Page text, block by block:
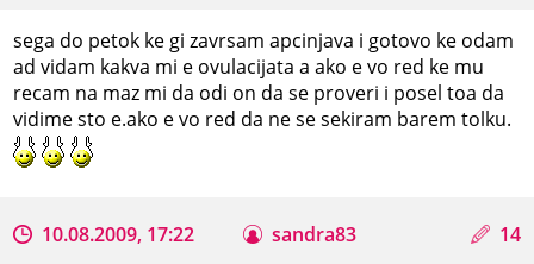
sega do petok ke gi zavrsam apcinjava i gotovo ke odam
ad vidam kakva mi e ovulacijata a ako e vo red ke mu
recam na maz mi da odi on da se proveri i posel toa da
vidime sto e.ako e vo red da ne se sekiram barem tolku.
10.08.2009, 17:22 sandra83 14